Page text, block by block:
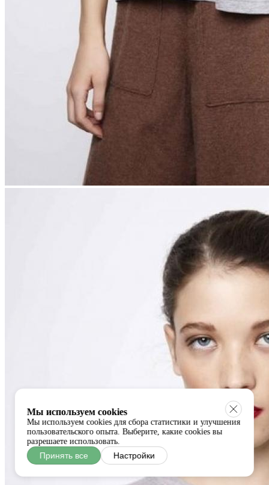
Мы используем cookies
Мы используем cookies для сбора статистики и улучшения
пользовательского опыта. Выберите, какие cookies вы
разрешаете использовать.
Принять все Настройки